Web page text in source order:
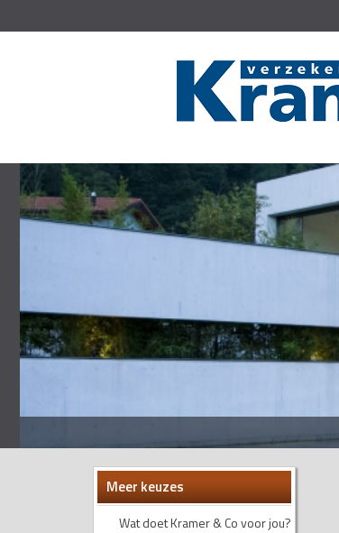
Meer keuzes
Wat doet Kramer & Co voor jou?